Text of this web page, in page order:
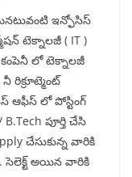
ఇన్ఫోసిస్
టెక్నాలజీ ( IT )
కంపెనీ లో టెక్నాలజీ
రిక్రూట్మెంట్
ఆఫీస్ లో పోస్టింగ్
పూర్తి చేసి
చేసుకున్న వారికి
సెలెక్ట్ అయిన వారికి